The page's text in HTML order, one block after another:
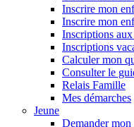
Inscrire mon
Inscrire mon
Inscriptions
Inscriptions
Calculer mon
Consulter le
Relais Famille
Mes démarches
Jeune
Demander